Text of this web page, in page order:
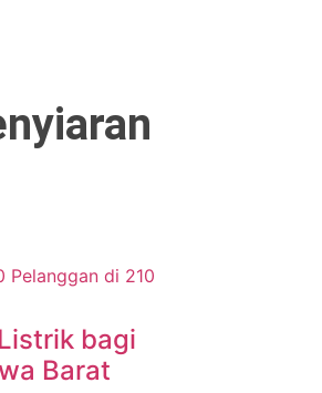
bagi
Barat